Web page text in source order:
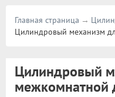
Главная страница
Цилиндровый механизм
Цилиндровый
межкомнатной